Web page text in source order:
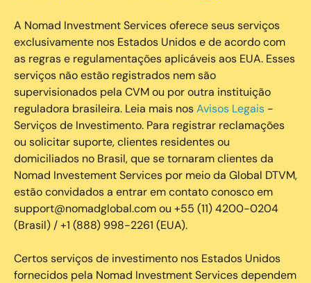
A Nomad Investment Services oferece seus serviços
exclusivamente nos Estados Unidos e de acordo com
as regras e regulamentações aplicáveis aos EUA. Esses
serviços não estão registrados nem são
supervisionados pela CVM ou por outra instituição
reguladora brasileira. Leia mais nosAvisos Legais -
Serviços de Investimento. Para registrar reclamações
ou solicitar suporte, clientes residentes ou
domiciliados no Brasil, que se tornaram clientes da
Nomad Investement Services por meio da Global DTVM,
estão convidados a entrar em contato conosco em
support@nomadglobal.com ou +55 (11) 4200-0204
(Brasil) / +1 (888) 998-2261 (EUA).
Certos serviços de investimento nos Estados Unidos
fornecidos pela Nomad Investment Services dependem